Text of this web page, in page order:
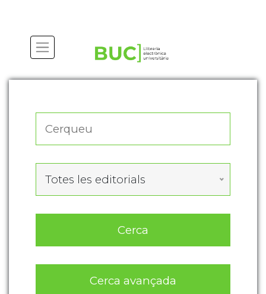
Totes les editorials
Cerca
Cerca avançada